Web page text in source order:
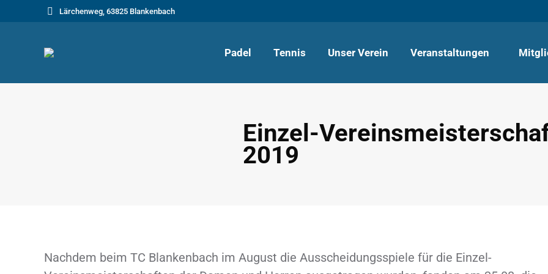
Lärchenweg, 63825 Blankenbach
Padel Tennis Unser Verein Veranstaltungen
Einzel-
2019
Nachdem beim TC Blankenbach im August die Ausscheidungsspiele für die Einzel-